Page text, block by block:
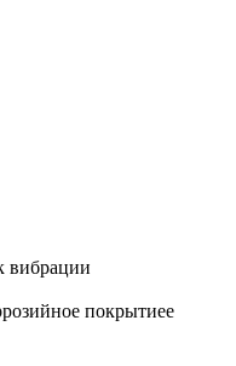
вибрации
покрытиее